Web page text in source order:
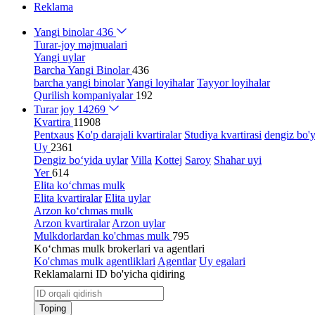
Reklama
Yangi binolar436
Turar-joy majmualari
Yangi uylar
Barcha Yangi Binolar436
barcha yangi binolarYangi loyihalar Tayyor loyihalar
Qurilish kompaniyalar 192
Turar joy 14269
Kvartira 11908
Pentxaus Ko'p darajali kvartiralar Studiya kvartirasi dengiz
Uy 2361
Dengiz bo‘yida uylar Villa Kottej Saroy Shahar uyi
Yer614
Elita ko‘chmas mulk
Elita kvartiralar Elita uylar
Arzon ko‘chmas mulk
Arzon kvartiralar Arzon uylar
Mulkdorlardan ko'chmas mulk 795
Ko‘chmas mulk brokerlari va agentlari
Ko'chmas mulk agentliklari Agentlar Uy egalari
Reklamalarni ID bo'yicha qidiring
Toping